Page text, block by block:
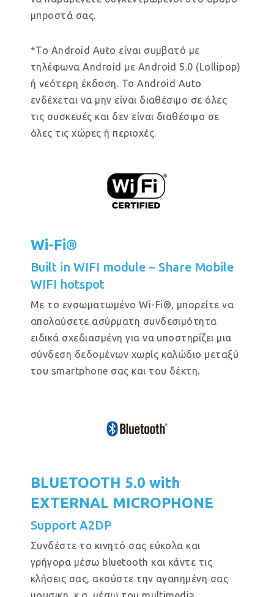
μπροστά σας.
*Το Android Auto είναι συμβατό με
τηλέφωνα Android με Android 5.0 (Lollipop)
ή νεότερη έκδοση. Το Android Auto
ενδέχεται να μην είναι διαθέσιμο σε όλες
τις συσκευές και δεν είναι διαθέσιμο σε
όλες τις χώρες ή περιοχές.
Wi-Fi®
Built in WIFI module – Share Mobile
WIFI hotspot
Με το ενσωματωμένο Wi-Fi®, μπορείτε να
απολαύσετε ασύρματη συνδεσιμότητα
ειδικά σχεδιασμένη για να υποστηρίζει μια
σύνδεση δεδομένων χωρίς καλώδιο μεταξύ
του smartphone σας και του δέκτη.
BLUETOOTH 5.0 with
EXTERNAL MICROPHONE
Support A2DP
Συνδέστε το κινητό σας εύκολα και
γρήγορα μέσω bluetooth και κάντε τις
κλήσεις σας, ακούστε την αγαπημένη σας